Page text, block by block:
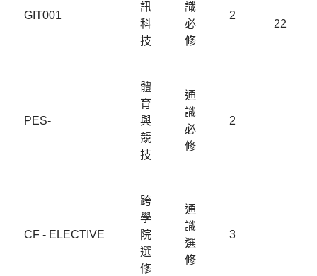
22
GIT001
訊
科
技
識
必
修
2
PES-
體
育
與
競
技
通
識
必
修
2
CF - ELECTIVE
跨
學
院
選
修
通
識
選
修
3